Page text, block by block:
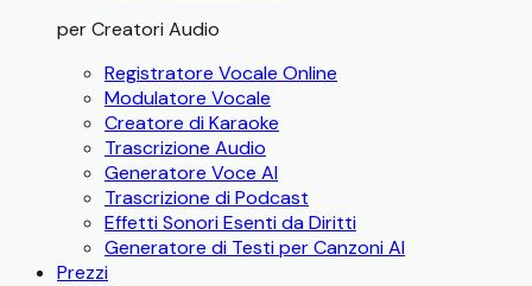
per Creatori Audio
Registratore Vocale Online
Modulatore Vocale
Creatore di Karaoke
Trascrizione Audio
Generatore Voce AI
Trascrizione di Podcast
Effetti Sonori Esenti da Diritti
Generatore di Testi per Canzoni AI
Prezzi